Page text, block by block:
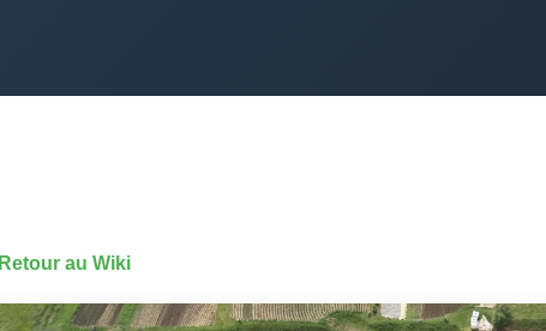
Retour au Wiki